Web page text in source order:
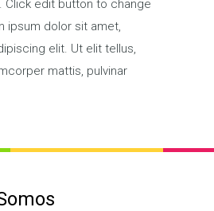
Click edit button to change
ipsum dolor sit amet,
elit. Ut elit tellus,
mattis, pulvinar